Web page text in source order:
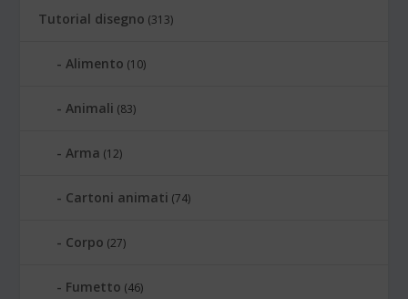
Tutorial disegno (313)
Alimento (10)
Animali (83)
Arma (12)
Cartoni animati (74)
Corpo (27)
Fumetto (46)